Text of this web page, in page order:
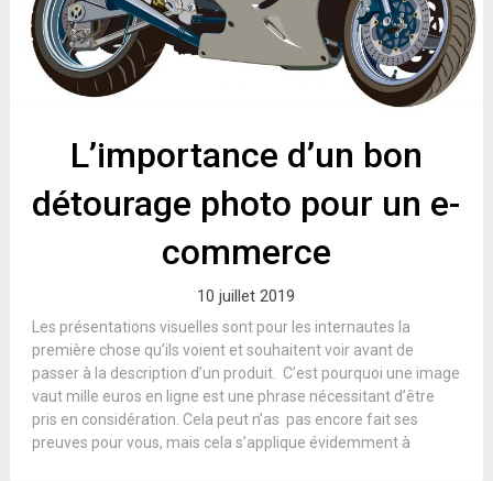
L’importance d’un bon
détourage photo pour un e-
commerce
10 juillet 2019
Les présentations visuelles sont pour les internautes la
première chose qu’ils voient et souhaitent voir avant de
passer à la description d’un produit. C’est pourquoi une image
vaut mille euros en ligne est une phrase nécessitant d’être
pris en considération. Cela peut n’as pas encore fait ses
preuves pour vous, mais cela s’applique évidemment à